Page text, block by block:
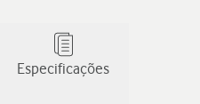
Especificações